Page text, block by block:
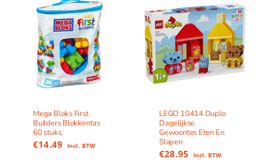
Mega Bloks First
Builders Blokkentas
60 stuks
€14.49 Incl. BTW
LEGO 10414 Duplo
Dagelijkse
Gewoontes Eten En
Slapen
€28.95 Incl. BTW